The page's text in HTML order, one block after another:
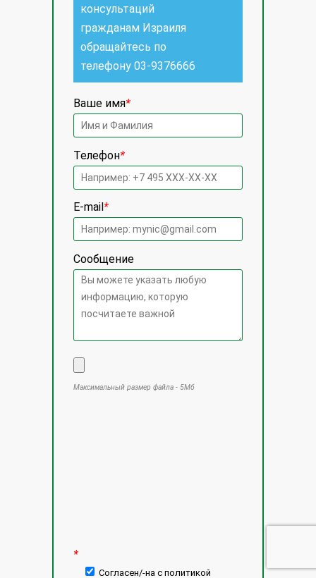
консультаций
гражданам Израиля
обращайтесь по
телефону 03-9376666
Ваше имя*
Телефон*
E-mail *
Сообщение
Максимальный размер файла - 5Мб
*
Согласен/-на с политикой